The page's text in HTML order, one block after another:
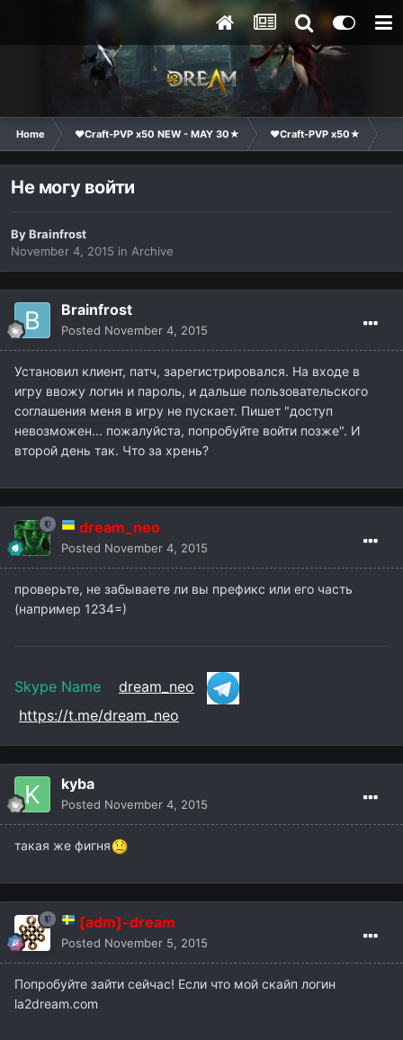
Home ❤Craft-PVP x50 NEW - MAY 30★ ❤Craft-PVP x50★
Не могу войти
ByBrainfrost
November 4, 2015 in Archive
Brainfrost
Posted November 4, 2015
Установил клиент, патч, зарегистрировался. На входе в
игру ввожу логин и пароль, и дальше пользовательского
соглашения меня в игру не пускает. Пишет "доступ
невозможен... пожалуйста, попробуйте войти позже". И
второй день так. Что за хрень?
dream_neo
Posted November 4, 2015
проверьте, не забываете ли вы префикс или его часть
(например 1234=)
Skype Name dream_neo
https://t.me/dream_neo
kyba
Posted November 4, 2015
такая же фигня
[adm]-dream
Posted November 5, 2015
Попробуйте зайти сейчас! Если что мой скайп логин
la2dream.com